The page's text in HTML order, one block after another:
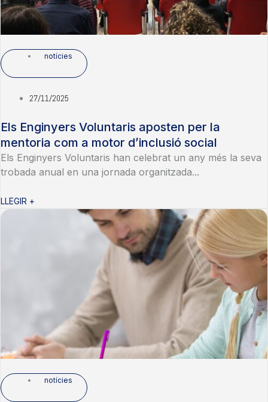
notícies
27/11/2025
Els Enginyers Voluntaris aposten per la
mentoria com a motor d’inclusió social
Els Enginyers Voluntaris han celebrat un any més la seva
trobada anual en una jornada organitzada...
LLEGIR +
notícies